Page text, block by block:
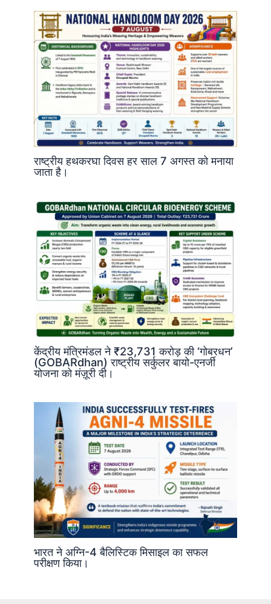
राष्ट्रीय हथकरघा दिवस हर साल 7 अगस्त को मनाया
जाता है।
केंद्रीय मंत्रिमंडल ने ₹23,731 करोड़ की ‘गोबरधन’
(GOBARdhan) राष्ट्रीय सर्कुलर बायो-एनर्जी
योजना को मंज़ूरी दी।
भारत ने अग्नि-4 बैलिस्टिक मिसाइल का सफल
परीक्षण किया।